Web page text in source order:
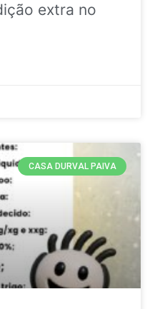
extra no
CASA DURVAL PAIVA